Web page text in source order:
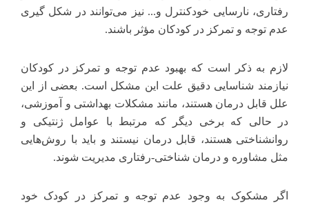
رفتاری، نارسایی خودکنترل و... نیز می‌توانند در شکل گیری
عدم توجه و تمرکز در کودکان مؤثر باشند.
لازم به ذکر است که بهبود عدم توجه و تمرکز در کودکان
نیازمند شناسایی دقیق علت این مشکل است. بعضی از این
علل قابل درمان هستند، مانند مشکلات بهداشتی و آموزشی،
در حالی که برخی دیگر که مرتبط با عوامل ژنتیکی و
روانشناختی هستند، قابل درمان نیستند و باید با روش‌هایی
مثل مشاوره و درمان شناختی-رفتاری مدیریت شوند.
اگر مشکوک به وجود عدم توجه و تمرکز در کودک خود